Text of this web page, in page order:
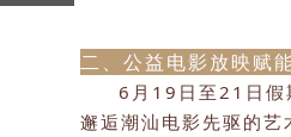
二、公益电影放映赋
6月19日至21日假
邂逅潮汕电影先驱的艺